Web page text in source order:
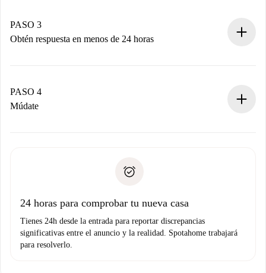
propietario acepte.
PASO 3
Obtén respuesta en menos de 24 horas
contacto con el propietario.
Si es rechazada: No te haremos ningún cargo y te
Prueba de solvencia
PASO 4
Múdate
no nos comunicas ningún problema.
24 horas para comprobar tu nueva casa
Tienes 24h desde la entrada para reportar discrepancias
significativas entre el anuncio y la realidad. Spotahome trabajará
para resolverlo.